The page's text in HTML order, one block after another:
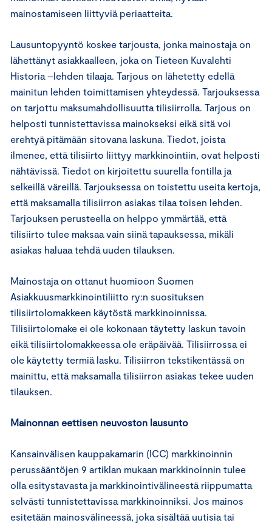
mainostamiseen liittyviä periaatteita.
Lausuntopyyntö koskee tarjousta, jonka mainostaja on
lähettänyt asiakkaalleen, joka on Tieteen Kuvalehti
Historia –lehden tilaaja. Tarjous on lähetetty edellä
mainitun lehden toimittamisen yhteydessä. Tarjouksessa
on tarjottu maksumahdollisuutta tilisiirrolla. Tarjous on
helposti tunnistettavissa mainokseksi eikä sitä voi
erehtyä pitämään sitovana laskuna. Tiedot, joista
ilmenee, että tilisiirto liittyy markkinointiin, ovat helposti
nähtävissä. Tiedot on kirjoitettu suurella fontilla ja
selkeillä väreillä. Tarjouksessa on toistettu useita kertoja,
että maksamalla tilisiirron asiakas tilaa toisen lehden.
Tarjouksen perusteella on helppo ymmärtää, että
tilisiirto tulee maksaa vain siinä tapauksessa, mikäli
asiakas haluaa tehdä uuden tilauksen.
Mainostaja on ottanut huomioon Suomen
Asiakkuusmarkkinointiliitto ry:n suosituksen
tilisiirtolomakkeen käytöstä markkinoinnissa.
Tilisiirtolomake ei ole kokonaan täytetty laskun tavoin
eikä tilisiirtolomakkeessa ole eräpäivää. Tilisiirrossa ei
ole käytetty termiä lasku. Tilisiirron tekstikentässä on
mainittu, että maksamalla tilisiirron asiakas tekee uuden
tilauksen.
Mainonnan eettisen neuvoston lausunto
Kansainvälisen kauppakamarin (ICC) markkinoinnin
perussääntöjen 9 artiklan mukaan markkinoinnin tulee
olla esitystavasta ja markkinointivälineestä riippumatta
selvästi tunnistettavissa markkinoinniksi. Jos mainos
esitetään mainosvälineessä, joka sisältää uutisia tai